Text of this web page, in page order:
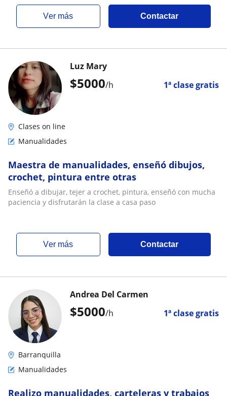
ver más Contactar
$5000/h 1ª clase gratis
Luz Mary
Clases on line
Manualidades
Maestra de manualidades, enseñó dibujos,
crochet, pintura entre otras
Enseñó a dibujar, tejer a crochet, pintura, enseñó con mucha
paciencia y disfrutarán la clase a casa paso
ver más Contactar
$5000/h 1ª clase gratis
Andrea Del Carmen
Barranquilla
Manualidades
Realizo manualidades, carteleras y trabajos